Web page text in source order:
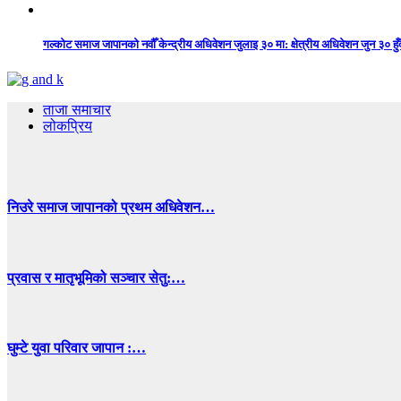
गल्कोट समाज जापानको नवौँ केन्द्रीय अधिवेशन जुलाइ ३० मा: क्षेत्रीय अधिवेशन जुन ३०
ताजा समाचार
लोकप्रिय
निउरे समाज जापानको प्रथम अधिवेशन…
प्रवास र मातृभूमिको सञ्चार सेतु:…
घुम्टे युवा परिवार जापान :…